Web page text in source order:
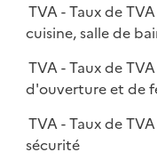
TVA - Taux de
cuisine, salle de
TVA - Taux de
d'ouverture et de
TVA - Taux de
sécurité